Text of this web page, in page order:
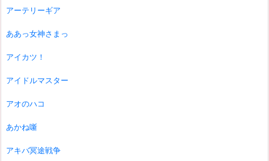
アーテリーギア
ああっ女神さまっ
アイカツ！
アイドルマスター
アオのハコ
あかね噺
アキバ冥途戦争